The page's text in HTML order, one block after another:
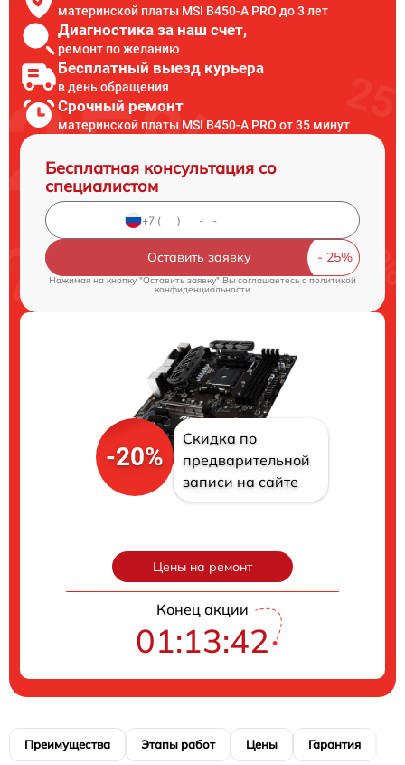
материнской платы MSI B450-A PRO до 3 лет
Диагностика за наш счет,
ремонт по желанию
Бесплатный выезд курьера
в день обращения
Срочный ремонт
материнской платы MSI B450-A PRO от 35 минут
Бесплатная консультация со
специалистом
Оставить заявку
Нажимая на кнопку "Оставить заявку" Вы соглашаетесь cполитикой
конфиденциальности
-20%
Скидка по
предварительной
записи на сайте
Цены на ремонт
Конец акции
01:13:41
Преимущества Этапы работ Цены Гарантия